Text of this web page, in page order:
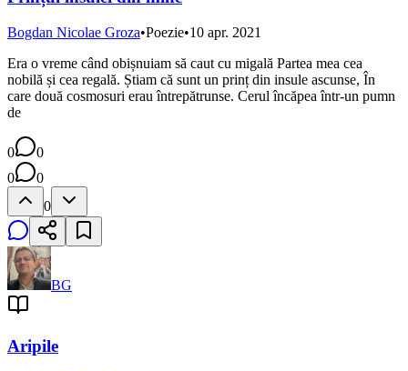
Bogdan Nicolae Groza•Poezie•10 apr. 2021
Era o vreme când obișnuiam să caut cu migală Partea mea cea
nobilă și cea regală. Știam că sunt un prinț din insule ascunse, În
care două cosmosuri erau întrepătrunse. Cerul încăpea într-un pumn
de
0
0
0
0
0
BG
Aripile